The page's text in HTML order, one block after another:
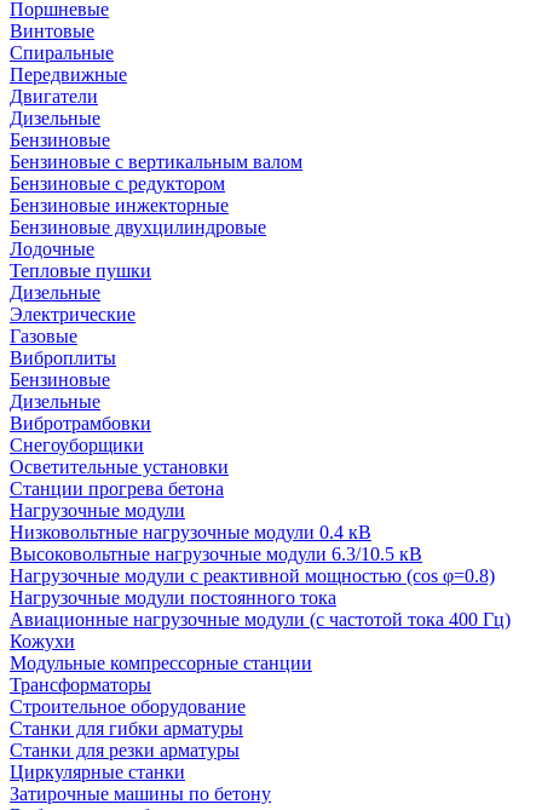
Поршневые
Винтовые
Спиральные
Передвижные
Двигатели
Дизельные
Бензиновые
Бензиновые с вертикальным валом
Бензиновые с редуктором
Бензиновые инжекторные
Бензиновые двухцилиндровые
Лодочные
Тепловые пушки
Дизельные
Электрические
Газовые
Виброплиты
Бензиновые
Дизельные
Вибротрамбовки
Снегоуборщики
Осветительные установки
Станции прогрева бетона
Нагрузочные модули
Низковольтные нагрузочные модули 0.4 кВ
Высоковольтные нагрузочные модули 6.3/10.5 кВ
Нагрузочные модули с реактивной мощностью (cos φ=0.8)
Нагрузочные модули постоянного тока
Авиационные нагрузочные модули (с частотой тока 400 Гц)
Кожухи
Модульные компрессорные станции
Трансформаторы
Строительное оборудование
Станки для гибки арматуры
Станки для резки арматуры
Циркулярные станки
Затирочные машины по бетону